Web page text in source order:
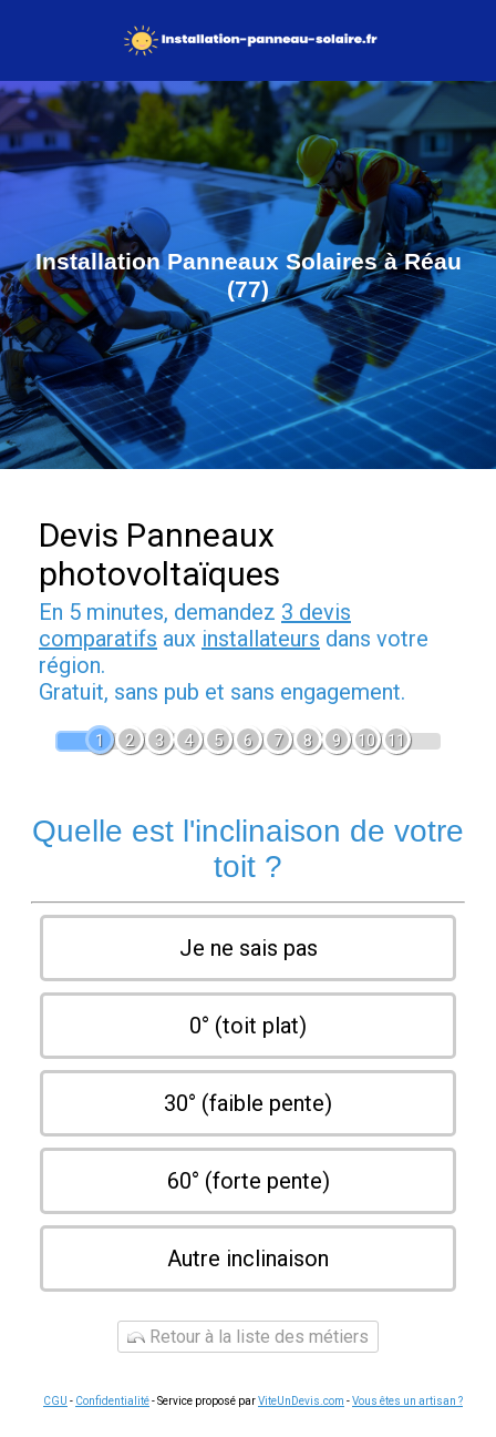
Installation Panneaux Solaires à Réau
(77)
Devis Panneaux
photovoltaïques
En 5 minutes, demandez 3 devis
comparatifs aux installateurs dans votre
région.
Gratuit, sans pub et sans engagement.
1 2 3 4 5 6 7 8 9 10 11
Quelle est l'inclinaison de votre
toit ?
Je ne sais pas
0° (toit plat)
30° (faible pente)
60° (forte pente)
Autre inclinaison
Retour à la liste des métiers
CGU - Confidentialité- Service proposé parViteUnDevis.com -Vous êtes un artisan ?